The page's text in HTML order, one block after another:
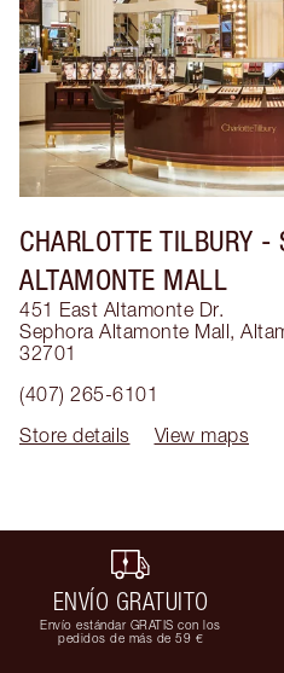
CHARLOTTE TILBURY -
ALTAMONTE MALL
451 East Altamonte Dr.
Sephora Altamonte Mall,
32701
(407) 265-6101
Store details
View maps
ENVÍO GRATUITO
Envío estándar GRATIS con los
pedidos de más de 59 €